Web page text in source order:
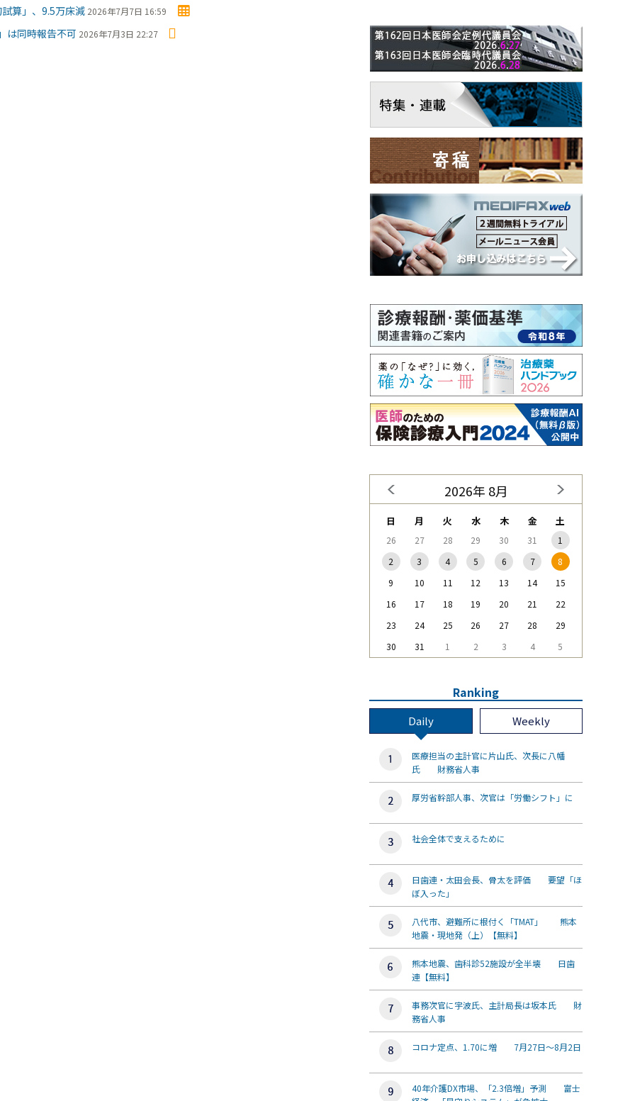
算」、9.5万床減 2026年7月7日 16:59
は同時報告不可 2026年7月3日 22:27
2026年 8月
日 月 火 水 木 金 土
26 27 28 29 30 31
1
2
3 4 5 6 7
8
9
10 11 12 13 14
15
16
17 18 19 20 21
22
23
24 25 26 27 28
29
30
31 1 2 3 4 5
Ranking
Daily Weekly
医療担当の主計官に片山氏、次長に八幡
氏 財務省人事
厚労省幹部人事、次官は「労働シフト」に
社会全体で支えるために
日歯連・太田会長、骨太を評価 要望「ほ
ぼ入った」
八代市、避難所に根付く「TMAT」 熊本
地震・現地発（上）【無料】
熊本地震、歯科診52施設が全半壊 日歯
連【無料】
事務次官に宇波氏、主計局長は坂本氏 財
務省人事
コロナ定点、1.70に増 7月27日～8月2日
40年介護DX市場、「2.3倍増」予測 富士